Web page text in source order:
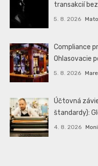
transakcií
5. 8. 2026
Compliance
Ohlasovacie
5. 8. 2026
Účtovná
štandardy):
4. 8. 2026